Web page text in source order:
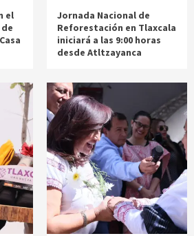
el
Jornada Nacional de
Reforestación en Tlaxcala
iniciará a las 9:00 horas
desde Atltzayanca